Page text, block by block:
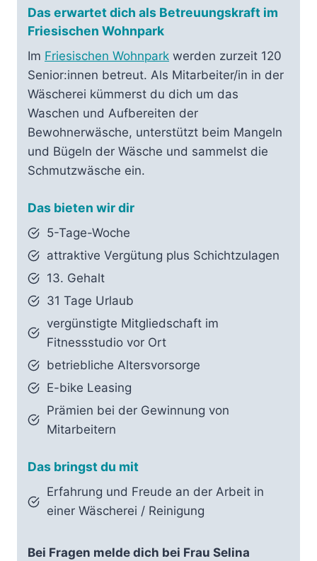
Das erwartet dich als Betreuungskraft im
Friesischen Wohnpark
Im Friesischen Wohnpark werden zurzeit 120
Senior:innen betreut. Als Mitarbeiter/in in der
Wäscherei kümmerst du dich um das
Waschen und Aufbereiten der
Bewohnerwäsche, unterstützt beim Mangeln
und Bügeln der Wäsche und sammelst die
Schmutzwäsche ein.
Das bieten wir dir
5-Tage-Woche
attraktive Vergütung plus Schichtzulagen
13. Gehalt
31 Tage Urlaub
vergünstigte Mitgliedschaft im
Fitnessstudio vor Ort
betriebliche Altersvorsorge
E-bike Leasing
Prämien bei der Gewinnung von
Mitarbeitern
Das bringst du mit
Erfahrung und Freude an der Arbeit in
einer Wäscherei / Reinigung
Bei Fragen melde dich bei Frau Selina